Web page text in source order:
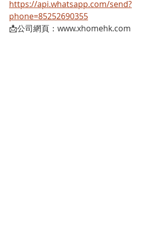
https://api.whatsapp.com/send?
phone=85252690355
📩公司網頁：www.xhomehk.com